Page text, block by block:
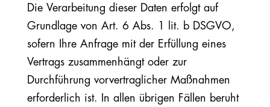
Die Verarbeitung dieser Daten erfolgt auf
Grundlage von Art. 6 Abs. 1 lit. b DSGVO,
sofern Ihre Anfrage mit der Erfüllung eines
Vertrags zusammenhängt oder zur
Durchführung vorvertraglicher Maßnahmen
erforderlich ist. In allen übrigen Fällen beruht